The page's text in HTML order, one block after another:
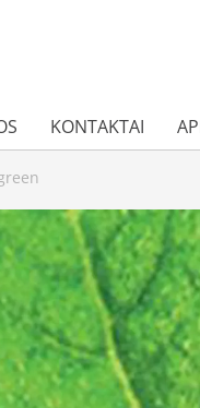
KONTAKTAI